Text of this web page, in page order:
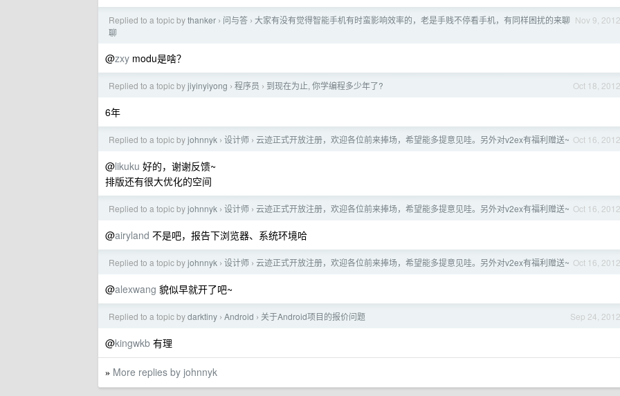
Nov 9, 2012
Replied to a topic bythanker › 问与答 › 大家有没有觉得智能手机有时蛮影响效率的，老是手贱不停看手机，有同样困扰的来聊
聊
@zxy modu是啥？
Oct 18, 2012
Replied to a topic byjiyinyiyong › 程序员 › 到现在为止, 你学编程多少年了?
6年
Oct 16, 2012
Replied to a topic byjohnnyk › 设计师 › 云迹正式开放注册，欢迎各位前来捧场，希望能多提意见哇。另外对v2ex有福利赠送~
@likuku 好的，谢谢反馈~
排版还有很大优化的空间
Oct 16, 2012
Replied to a topic byjohnnyk › 设计师 › 云迹正式开放注册，欢迎各位前来捧场，希望能多提意见哇。另外对v2ex有福利赠送~
@airyland 不是吧，报告下浏览器、系统环境哈
Oct 16, 2012
Replied to a topic byjohnnyk › 设计师 › 云迹正式开放注册，欢迎各位前来捧场，希望能多提意见哇。另外对v2ex有福利赠送~
@alexwang 貌似早就开了吧~
Sep 24, 2012
Replied to a topic bydarktiny › Android › 关于Android项目的报价问题
@kingwkb 有理
» More replies by johnnyk